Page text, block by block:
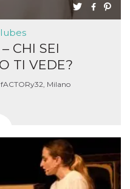
CHI SEI
TI VEDE?
fACTORy32, Milano